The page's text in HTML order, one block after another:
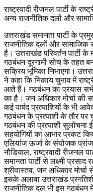
राष्ट्रवादी रीजनल पार्टी के
अन्य राजनीतिक दलों और
उत्तराखंड समानता पार्टी के
राजनीतिक दलों और
है। उत्तराखंड परिवर्तन पार्टी
गठबंधन दूरगामी सोच के तहत
सक्रिय भूमिका निभाएगा।
ने कहा कि निकाय चुनाव में
आते हैं। गठबंधन का प्रयास सभी
का है। जन अधिकार मोर्चा की
कई पार्षद प्रत्याशियों के भी
गठबंधन के प्रत्याशी के तौर पर
गठबंधन की प्रत्याशी सुलोचना
सहयोगियों का आभार प्रकट
एलियांज ऊर्जा के संयोजक
नौडियाल, राष्ट्रवादी रीजनल
समानता पार्टी से लक्ष्मी
श्रीवास्तव, जन अधिकार मोर्चा
इसके अलावा उत्तराखंड
राजनीतिक दल भी इस गठबंधन